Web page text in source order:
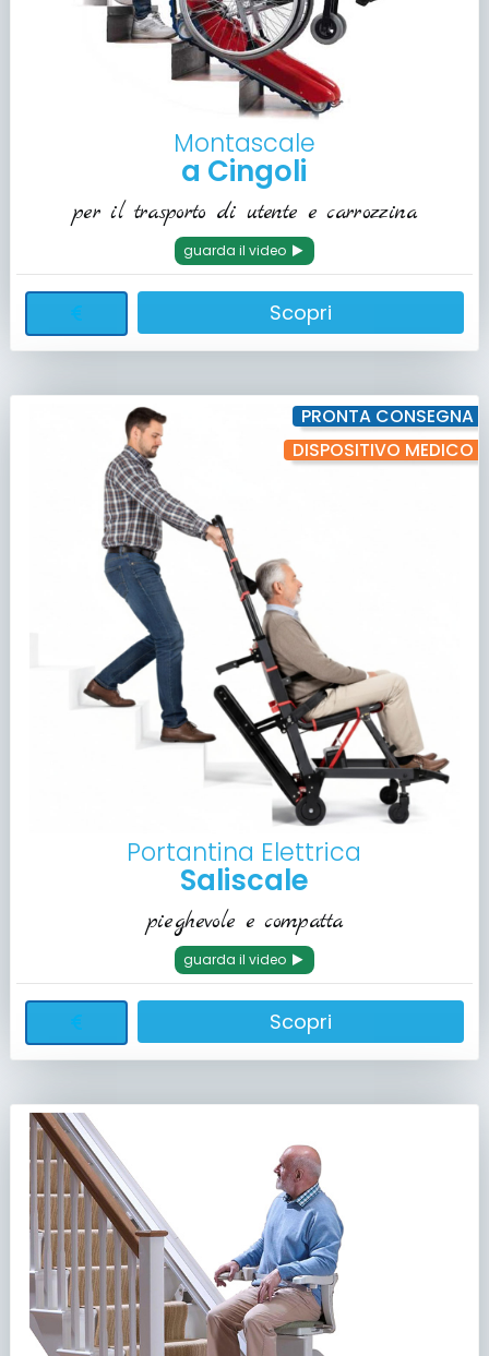
Montascale
a Cingoli
per il trasporto di utente e carrozzina
guarda il video
Scopri
PRONTA CONSEGNA
DISPOSITIVO MEDICO
Portantina Elettrica
Saliscale
pieghevole e compatta
guarda il video
Scopri